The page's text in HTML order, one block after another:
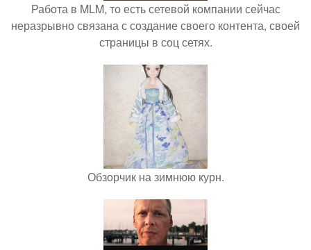
Работа в MLM, то есть сетевой компании сейчас
неразрывно связана с создание своего контента, своей
страницы в соц сетях.
Обзорчик на зимнюю курн.